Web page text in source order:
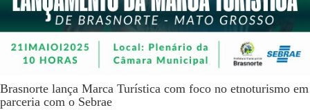
Brasnorte lança Marca Turística com foco no etnoturismo em
parceria com o Sebrae